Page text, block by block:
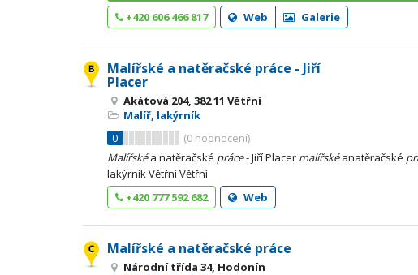
+420 606 466 817 Web Galerie
Malířské a natěračské práce - Jiří
Placer
Akátová 204, 382 11 Větřní
Malíř, lakýrník
0
(0 hodnocení)
Malířskéa natěračské práce- Jiří Placer malířskéanatěračské
lakýrník Větřní Větřní
+420 777 592 682
Web
Malířské a natěračské práce
Národní třída 34, Hodonín